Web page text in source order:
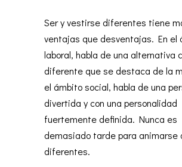
Ser y vestirse diferentes tiene
ventajas que desventajas. En el
laboral, habla de una alternativa
diferente que se destaca de la
el ámbito social, habla de una
divertida y con una personalidad
fuertemente definida. Nunca es
demasiado tarde para animarse
diferentes.